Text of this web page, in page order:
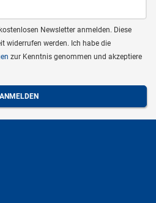
Newsletter anmelden. Diese
widerrufen werden. Ich habe die
zur Kenntnis genommen und akzeptiere